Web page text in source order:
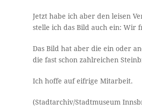
Jetzt habe ich aber den leisen
stelle ich das Bild auch ein: Wir
Das Bild hat aber die ein oder
die fast schon zahlreichen
Ich hoffe auf eifrige Mitarbeit.
(Stadtarchiv/Stadtmuseum